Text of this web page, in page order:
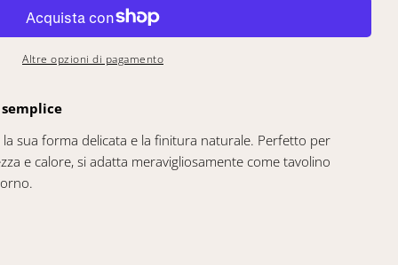
Altre opzioni di pagamento
semplice
sua forma delicata e la finitura naturale. Perfetto per
e calore, si adatta meravigliosamente come tavolino